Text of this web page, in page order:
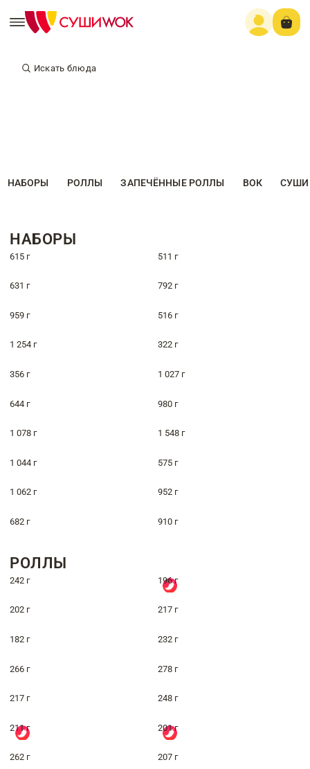
Искать блюда
НАБОРЫ РОЛЛЫ ЗАПЕЧЁННЫЕ РОЛЛЫ ВОК СУШИ
НАБОРЫ
615 г 511 г
631 г 792 г
959 г 516 г
1 254 г 322 г
356 г 1 027 г
644 г 980 г
1 078 г 1 548 г
1 044 г 575 г
1 062 г 952 г
682 г 910 г
РОЛЛЫ
242 г 196 г
202 г 217 г
182 г 232 г
266 г 278 г
217 г 248 г
211 г 201 г
262 г 207 г